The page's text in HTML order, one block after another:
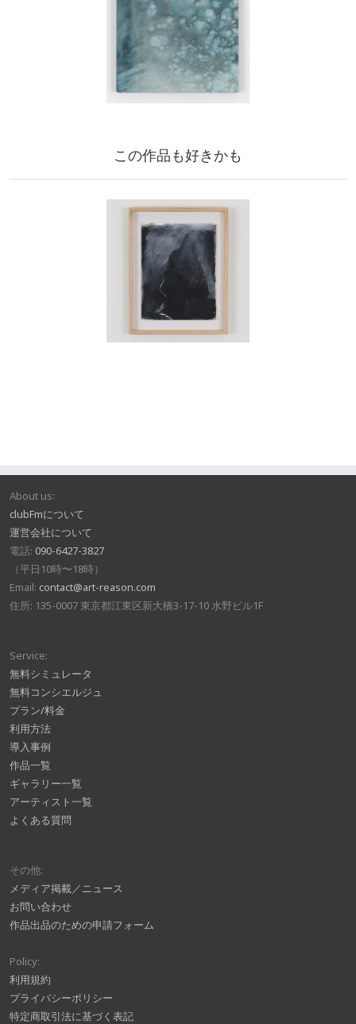
この作品も好きかも
About us:
clubFmについて
運営会社について
電話: 090-6427-3827
（平日10時〜18時）
Email: contact@art-reason.com
住所: 135-0007 東京都江東区新大橋3-17-10 水野ビル1F
Service:
無料シミュレータ
無料コンシエルジュ
プラン/料金
利用方法
導入事例
作品一覧
ギャラリー一覧
アーティスト一覧
よくある質問
その他:
メディア掲載／ニュース
お問い合わせ
作品出品のための申請フォーム
Policy:
利用規約
プライバシーポリシー
特定商取引法に基づく表記